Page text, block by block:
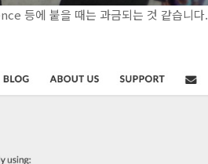
등에 붙을 때는 과금되는 것 같습니다.